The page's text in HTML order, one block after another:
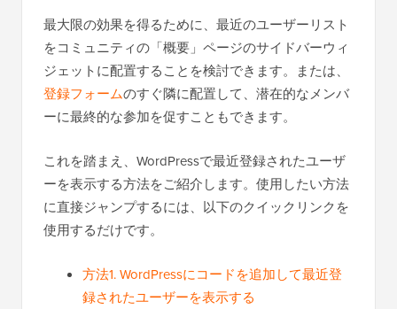
最大限の効果を得るために、最近のユーザーリスト
をコミュニティの「概要」ページのサイドバーウィ
ジェットに配置することを検討できます。または、
登録フォームのすぐ隣に配置して、潜在的なメンバ
ーに最終的な参加を促すこともできます。
これを踏まえ、WordPressで最近登録されたユーザ
ーを表示する方法をご紹介します。使用したい方法
に直接ジャンプするには、以下のクイックリンクを
使用するだけです。
方法1. WordPressにコードを追加して最近登
録されたユーザーを表示する